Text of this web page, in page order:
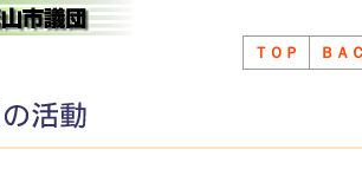
ＴＯＰ ＢＡ